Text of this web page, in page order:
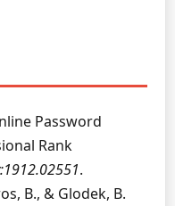
Password
Rank
.
B., & Glodek, B.